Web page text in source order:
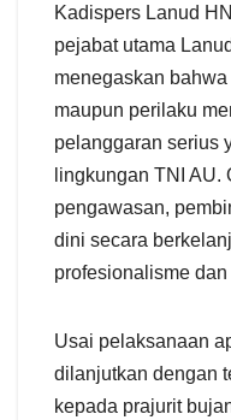
Kadispers Lanud
pejabat utama
menegaskan
maupun perilaku
pelanggaran serius
lingkungan TNI AU.
pengawasan,
dini secara
profesionalisme
Usai pelaksanaan
dilanjutkan dengan
kepada prajurit